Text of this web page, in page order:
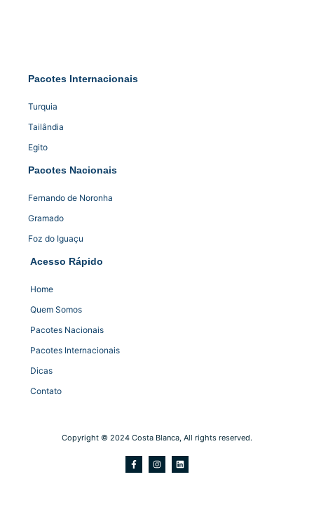
Pacotes Internacionais
Turquia
Tailândia
Egito
Pacotes Nacionais
Fernando de Noronha
Gramado
Foz do Iguaçu
Acesso Rápido
Home
Quem Somos
Pacotes Nacionais
Pacotes Internacionais
Dicas
Contato
Copyright © 2024 Costa Blanca, All rights reserved.